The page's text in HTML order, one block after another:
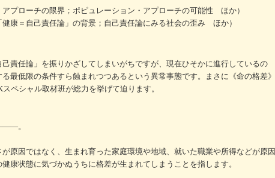
プローチの限界；ポピュレーション・アプローチの可能性 ほか）
康＝自己責任論」の背景；自己責任論にみる社会の歪み ほか）
責任論」を振りかざしてしまいがちですが、現在ひそかに進行しているの
最低限の条件すら蝕まれつつあるという異常事態です。まさに《命の格差》
ペシャル取材班が総力を挙げて迫ります。
。
原因ではなく、生まれ育った家庭環境や地域、就いた職業や所得などが原因
康状態に気づかぬうちに格差が生まれてしまうことを指します。